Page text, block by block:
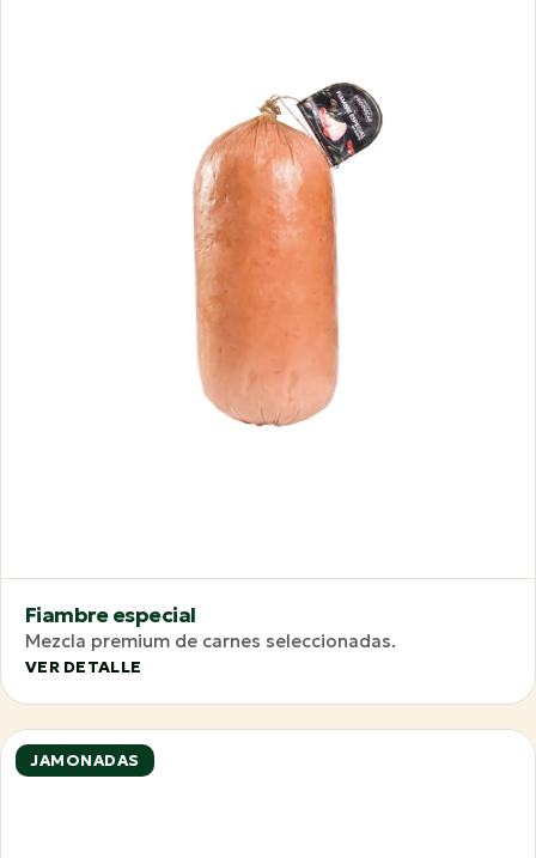
Fiambre especial
Mezcla premium de carnes seleccionadas.
VER DETALLE
JAMONADAS